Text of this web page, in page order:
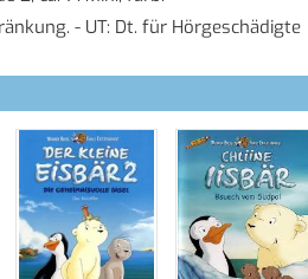
- UT: Dt. für Hörgeschädigte